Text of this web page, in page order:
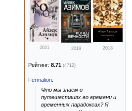
2021 2019 2018
Рейтинг: 8.71 (4712)
Fermalion:
Что мы знаем о
путешествиях во времени и
временных парадоксах? Я